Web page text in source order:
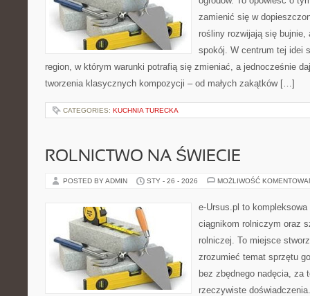
zamienić się w
rośliny rozwijają się bujnie,
spokój. W centrum tej idei
region, w którym warunki potrafią się zmieniać, a jednocześnie
tworzenia klasycznych kompozycji – od małych zakątków […]
CATEGORIES: KUCHNIA TURECKA
ROLNICTWO NA ŚWIECIE
POSTED BY ADMIN STY - 26 - 2026 MOŻLIWOŚĆ
e-Ursus.pl to
ciągnikom rolniczym oraz
rolniczej. To miejsce
zrozumieć temat sprzętu
bez zbędnego nadęcia, za
rzeczywiste